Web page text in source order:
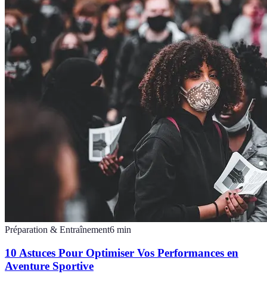
Préparation & Entraînement6 min
10 Astuces Pour Optimiser Vos Performances en
Aventure Sportive